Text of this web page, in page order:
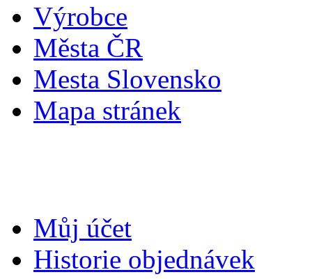
Výrobce
Města ČR
Mesta Slovensko
Mapa stránek
Můj účet
Historie objednávek